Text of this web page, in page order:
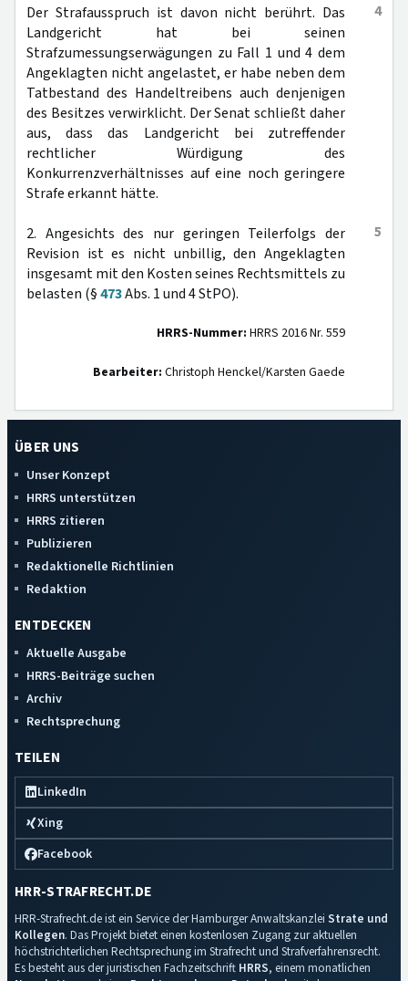
4
Der Strafausspruch ist davon nicht berührt. Das
Landgericht hat bei seinen
Strafzumessungserwägungen zu Fall 1 und 4 dem
Angeklagten nicht angelastet, er habe neben dem
Tatbestand des Handeltreibens auch denjenigen
des Besitzes verwirklicht. Der Senat schließt daher
aus, dass das Landgericht bei zutreffender
rechtlicher Würdigung des
Konkurrenzverhältnisses auf eine noch geringere
Strafe erkannt hätte.
5
2. Angesichts des nur geringen Teilerfolgs der
Revision ist es nicht unbillig, den Angeklagten
insgesamt mit den Kosten seines Rechtsmittels zu
belasten (§473Abs. 1 und 4 StPO).
HRRS-Nummer: HRRS 2016 Nr. 559
Bearbeiter: Christoph Henckel/Karsten Gaede
ÜBER UNS
Unser Konzept
HRRS unterstützen
HRRS zitieren
Publizieren
Redaktionelle Richtlinien
Redaktion
ENTDECKEN
Aktuelle Ausgabe
HRRS-Beiträge suchen
Archiv
Rechtsprechung
TEILEN
LinkedIn
Xing
Facebook
HRR-STRAFRECHT.DE
HRR-Strafrecht.de ist ein Service der Hamburger Anwaltskanzlei Strate und
Kollegen. Das Projekt bietet einen kostenlosen Zugang zur aktuellen
höchstrichterlichen Rechtsprechung im Strafrecht und Strafverfahrensrecht.
Es besteht aus der juristischen Fachzeitschrift HRRS, einem monatlichen